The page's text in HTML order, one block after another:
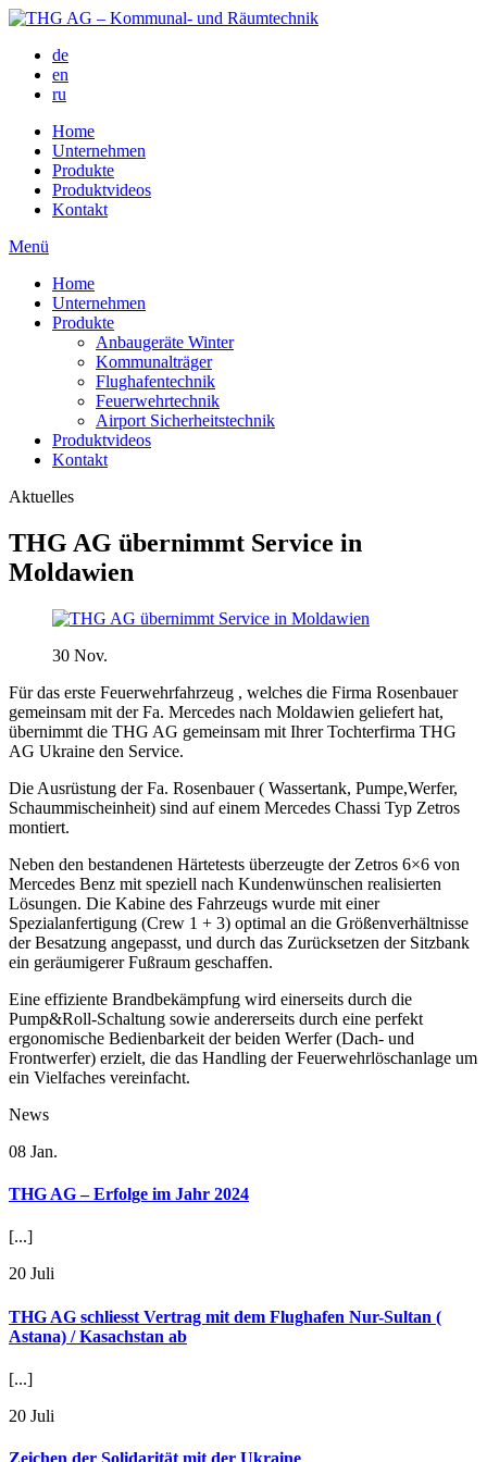
de
en
ru
Home
Unternehmen
Produkte
Produktvideos
Kontakt
Menü
Home
Unternehmen
Produkte
Anbaugeräte Winter
Kommunalträger
Flughafentechnik
Feuerwehrtechnik
Airport Sicherheitstechnik
Produktvideos
Kontakt
Aktuelles
THG AG übernimmt Service in
Moldawien
30 Nov.
Für das erste Feuerwehrfahrzeug , welches die Firma Rosenbauer
gemeinsam mit der Fa. Mercedes nach Moldawien geliefert hat,
übernimmt die THG AG gemeinsam mit Ihrer Tochterfirma THG
AG Ukraine den Service.
Die Ausrüstung der Fa. Rosenbauer ( Wassertank, Pumpe,Werfer,
Schaummischeinheit) sind auf einem Mercedes Chassi Typ Zetros
montiert.
Neben den bestandenen Härtetests überzeugte der Zetros 6×6 von
Mercedes Benz mit speziell nach Kundenwünschen realisierten
Lösungen. Die Kabine des Fahrzeugs wurde mit einer
Spezialanfertigung (Crew 1 + 3) optimal an die Größenverhältnisse
der Besatzung angepasst, und durch das Zurücksetzen der Sitzbank
ein geräumigerer Fußraum geschaffen.
Eine effiziente Brandbekämpfung wird einerseits durch die
Pump&Roll-Schaltung sowie andererseits durch eine perfekt
ergonomische Bedienbarkeit der beiden Werfer (Dach- und
Frontwerfer) erzielt, die das Handling der Feuerwehrlöschanlage um
ein Vielfaches vereinfacht.
News
08 Jan.
THG AG – Erfolge im Jahr 2024
[...]
20 Juli
THG AG schliesst Vertrag mit dem Flughafen Nur-Sultan (
Astana) / Kasachstan ab
[...]
20 Juli